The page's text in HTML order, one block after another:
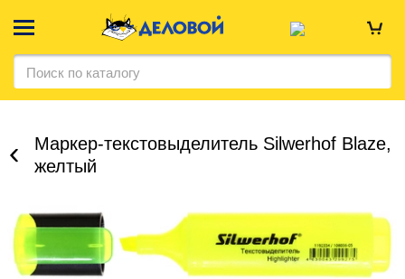
Маркер-текстовыделитель Silwerhof Blaze,
желтый